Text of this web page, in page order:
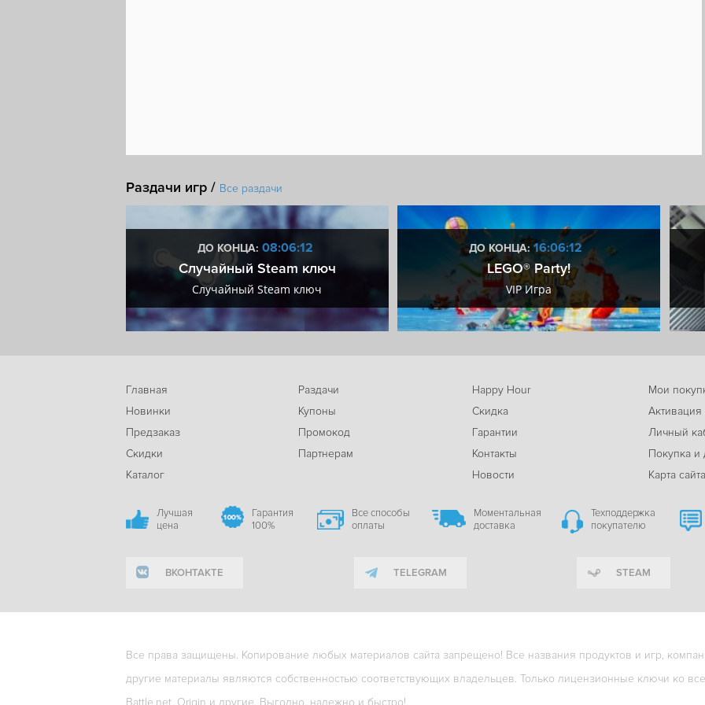
Раздачи игр / Все раздачи
ДО КОНЦА: 08:06:11
Случайный Steam ключ
Случайный Steam ключ
ДО КОНЦА:16:06:11
LEGO® Party!
VIP Игра
Главная
Новинки
Предзаказ
Скидки
Каталог
Раздачи
Купоны
Промокод
Партнерам
Happy Hour
Скидка
Гарантии
Контакты
Новости
Мои
Активация
Личный
Покупка и
Карта сайта
Лучшая
цена
Гарантия
100%
Все способы
оплаты
Моментальная
доставка
Техподдержка
покупателю
ВКОНТАКТЕ TELEGRAM STEAM
Все права защищены. Копирование любых материалов сайта запрещено! Все названия продуктов и игр,
другие материалы являются собственностью соответствующих владельцев. Только лицензионные ключи ко
Battle.net, Origin и другие. Выгодно, надежно и быстро!